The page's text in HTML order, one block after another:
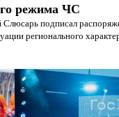
режима ЧС
подписал
регионального